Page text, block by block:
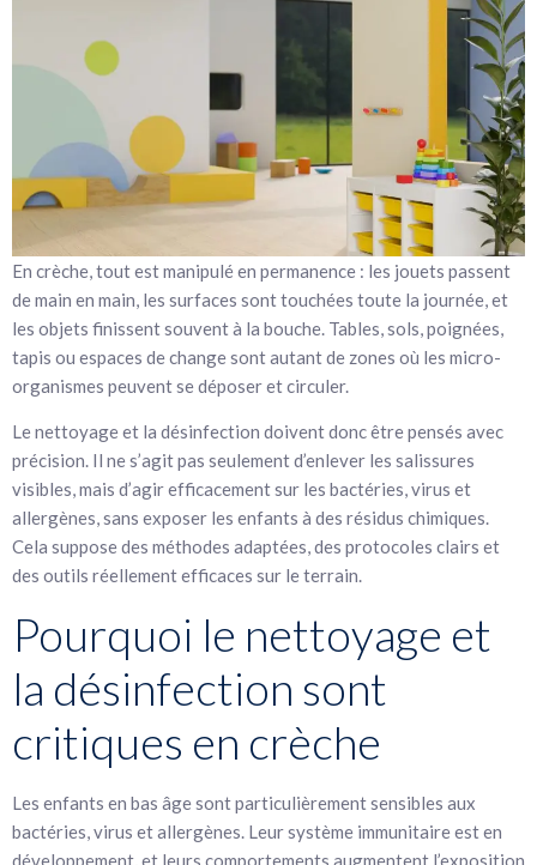
En crèche, tout est manipulé en permanence : les jouets passent
de main en main, les surfaces sont touchées toute la journée, et
les objets finissent souvent à la bouche. Tables, sols, poignées,
tapis ou espaces de change sont autant de zones où les micro-
organismes peuvent se déposer et circuler.
Le nettoyage et la désinfection doivent donc être pensés avec
précision. Il ne s’agit pas seulement d’enlever les salissures
visibles, mais d’agir efficacement sur les bactéries, virus et
allergènes, sans exposer les enfants à des résidus chimiques.
Cela suppose des méthodes adaptées, des protocoles clairs et
des outils réellement efficaces sur le terrain.
Pourquoi le nettoyage et
la désinfection sont
critiques en crèche
Les enfants en bas âge sont particulièrement sensibles aux
bactéries, virus et allergènes. Leur système immunitaire est en
développement, et leurs comportements augmentent l’exposition